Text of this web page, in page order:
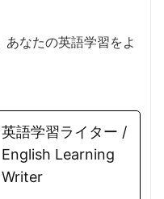
あなたの英語学習をよ
英語学習ライター /
English Learning
Writer